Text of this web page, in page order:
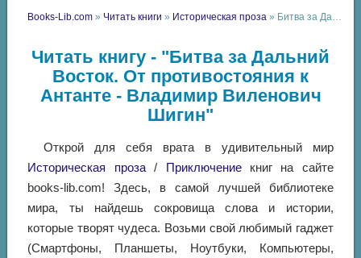
Books-Lib.com » Читать книги » Историческая проза » Битва за Дальний Восток. От противостояния к Антанте - Владимир Виленович Шигин
Читать книгу - "Битва за Дальний
Восток. От противостояния к
Антанте - Владимир Виленович
Шигин"
Открой для себя врата в удивительный мир
Историческая проза/ Приключениекниг на сайте
books-lib.com! Здесь, в самой лучшей библиотеке
мира, ты найдешь сокровища слова и истории,
которые творят чудеса. Возьми свой любимый гаджет
(Смартфоны, Планшеты, Ноутбуки, Компьютеры,